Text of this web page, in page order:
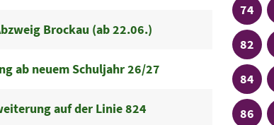
Linie
74
Linie
82
Linie
84
Linie
86
Brockau (ab 22.06.)
ab neuem Schuljahr 26/27
auf der Linie 824